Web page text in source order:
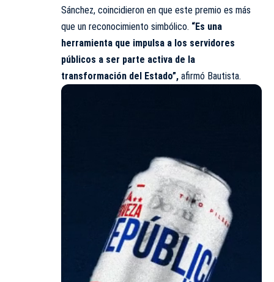
Sánchez, coincidieron en que este premio es más
que un reconocimiento simbólico. “Es una
herramienta que impulsa a los servidores
públicos a ser parte activa de la
transformación del Estado”, afirmó Bautista.